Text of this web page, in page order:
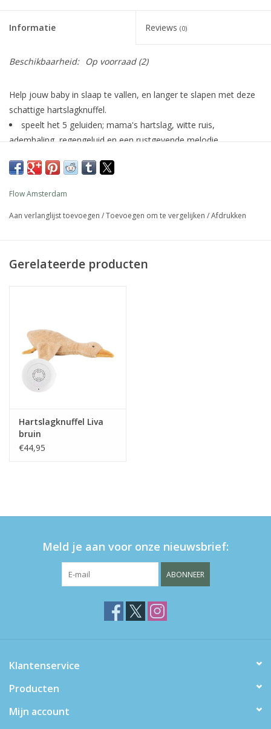
Informatie Reviews (0)
Beschikbaarheid: Op voorraad(2)
Help jouw baby in slaap te vallen, en langer te slapen met deze
schattige hartslagknuffel.
speelt het 5 geluiden; mama's hartslag, witte ruis,
ademhaling, regengeluid en een rustgevende melodie
of 60 minuten) de knuffel automatisch uitschakelt of dat het
weer aangaan
Flow Amsterdam
Aan verlanglijst toevoegen /Toevoegen om te vergelijken /Afdrukken
Gerelateerde producten
Hartslagknuffel Liva
bruin
€44,95
Meld je aan voor onze nieuwsbrief:
ABONNEER
Klantenservice
Producten
Mijn account